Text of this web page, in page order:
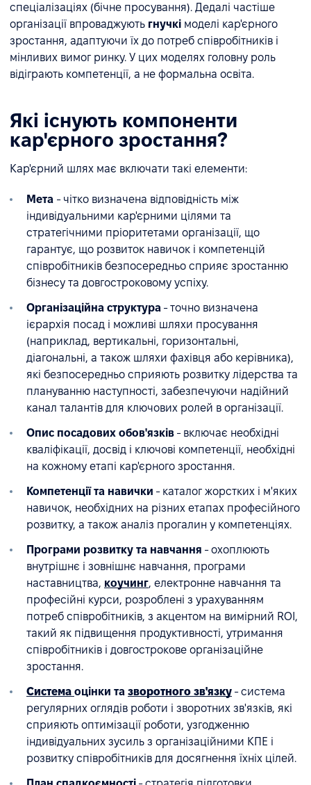
спеціалізаціях (бічне просування). Дедалі частіше
організації впроваджують гнучкі моделі кар'єрного
зростання, адаптуючи їх до потреб співробітників і
мінливих вимог ринку. У цих моделях головну роль
відіграють компетенції, а не формальна освіта.
Які існують компоненти
кар'єрного зростання?
Кар'єрний шлях має включати такі елементи:
Мета - чітко визначена відповідність між
індивідуальними кар'єрними цілями та
стратегічними пріоритетами організації, що
гарантує, що розвиток навичок і компетенцій
співробітників безпосередньо сприяє зростанню
бізнесу та довгостроковому успіху.
Організаційна структура - точно визначена
ієрархія посад і можливі шляхи просування
(наприклад, вертикальні, горизонтальні,
діагональні, а також шляхи фахівця або керівника),
які безпосередньо сприяють розвитку лідерства та
плануванню наступності, забезпечуючи надійний
канал талантів для ключових ролей в організації.
Опис посадових обов'язків - включає необхідні
кваліфікації, досвід і ключові компетенції, необхідні
на кожному етапі кар'єрного зростання.
Компетенції та навички - каталог жорстких і м'яких
навичок, необхідних на різних етапах професійного
розвитку, а також аналіз прогалин у компетенціях.
Програми розвитку та навчання - охоплюють
внутрішнє і зовнішнє навчання, програми
наставництва, коучинг, електронне навчання та
професійні курси, розроблені з урахуванням
потреб співробітників, з акцентом на вимірний ROI,
такий як підвищення продуктивності, утримання
співробітників і довгострокове організаційне
зростання.
Система оцінки та зворотного зв'язку - система
регулярних оглядів роботи і зворотних зв'язків, які
сприяють оптимізації роботи, узгодженню
індивідуальних зусиль з організаційними КПЕ і
розвитку співробітників для досягнення їхніх цілей.